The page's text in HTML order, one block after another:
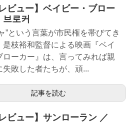
ビュー】ベイビー・ブロー
브로커
”という言葉が市民権を帯びてき
是枝裕和監督による映画『ベイ
ローカー』は、言ってみれば親
失敗した者たちが、頑...
記事を読む
ビュー】サンローラン ／